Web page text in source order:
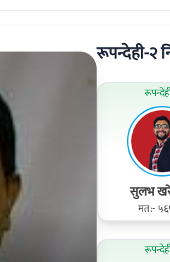
रूपन्देही-२
सुलभ
मत:-